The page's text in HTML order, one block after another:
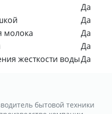
Да
Да
молока
Да
Да
жесткости водыДа
бытовой техники